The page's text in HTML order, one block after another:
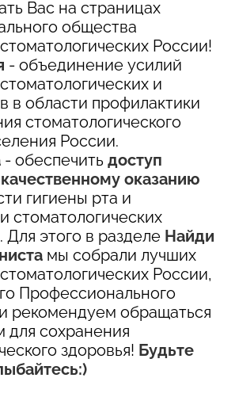
Вас на страницах
общества
России!
- объединение усилий
и
в области профилактики
стоматологического
России.
- обеспечить доступ
оказанию
гигиены рта и
стоматологических
Для этого в разделе Найди
мы собрали лучших
России,
Профессионального
рекомендуем обращаться
для сохранения
здоровья! Будьте